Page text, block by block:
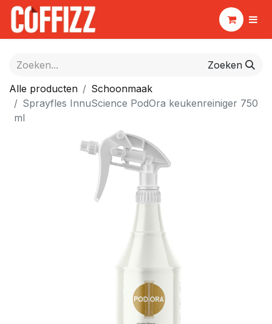
Zoeken
Alle producten
Schoonmaak
Sprayfles InnuScience PodOra keukenreiniger 750
ml